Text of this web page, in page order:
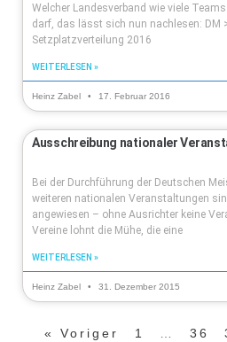
Welcher Landesverband wie viele
darf, das lässt sich nun nachlesen: DM
Setzplatzverteilung 2016
WEITERLESEN »
Heinz Zabel 17. Februar 2016
Ausschreibung nationaler
Bei der Durchführung der Deutschen
weiteren nationalen Veranstaltungen
angewiesen – ohne Ausrichter keine
Vereine lohnt die Mühe, die eine
WEITERLESEN »
Heinz Zabel 31. Dezember 2015
« Voriger 1 36